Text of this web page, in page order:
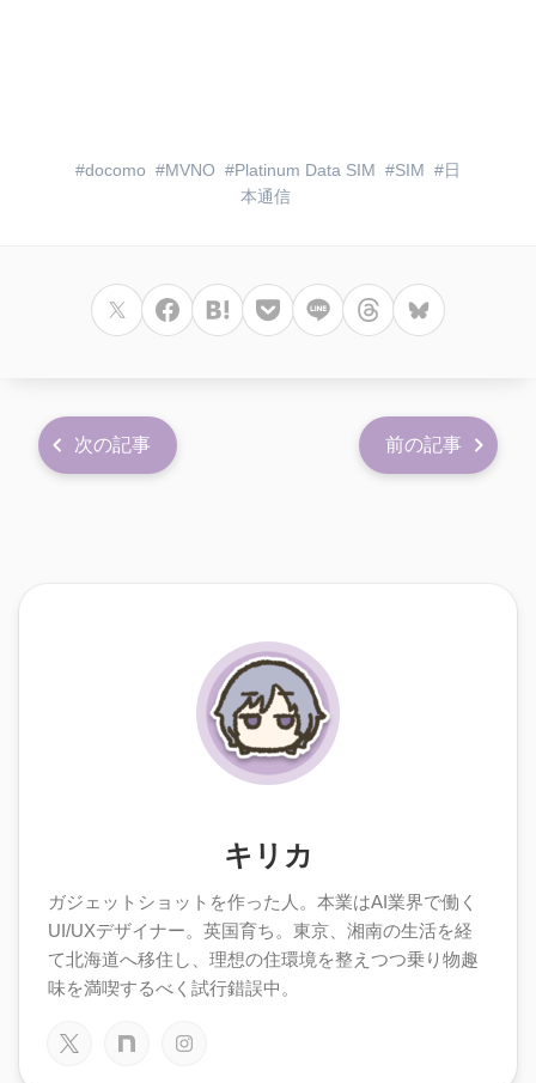
docomo MVNO Platinum Data SIM SIM
日
本通信
次の記事 前の記事
キリカ
ガジェットショットを作った人。本業はAI業界で働く
UI/UXデザイナー。英国育ち。東京、湘南の生活を経
て北海道へ移住し、理想の住環境を整えつつ乗り物趣
味を満喫するべく試行錯誤中。